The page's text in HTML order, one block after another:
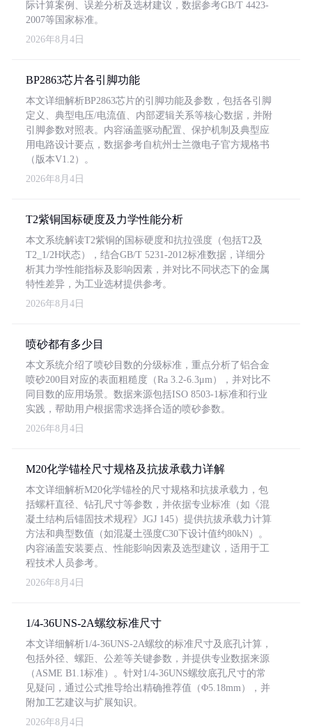
际计算案例、误差分析及选材建议，数据参考GB/T 4423-
2007等国家标准。
2026年8月4日
BP2863芯片各引脚功能
本文详细解析BP2863芯片的引脚功能及参数，包括各引脚
定义、典型电压/电流值、内部逻辑关系等核心数据，并附
引脚参数对照表。内容涵盖驱动配置、保护机制及典型应
用电路设计要点，数据参考自杭州士兰微电子官方规格书
（版本V1.2）。
2026年8月4日
T2紫铜国标硬度及力学性能分析
本文系统解读T2紫铜的国标硬度和抗拉强度（包括T2及
T2_1/2H状态），结合GB/T 5231-2012标准数据，详细分
析其力学性能指标及影响因素，并对比不同状态下的金属
特性差异，为工业选材提供参考。
2026年8月4日
喷砂都有多少目
本文系统介绍了喷砂目数的分级标准，重点分析了铝合金
喷砂200目对应的表面粗糙度（Ra 3.2-6.3μm），并对比不
同目数的应用场景。数据来源包括ISO 8503-1标准和行业
实践，帮助用户根据需求选择合适的喷砂参数。
2026年8月4日
M20化学锚栓尺寸规格及抗拔承载力详解
本文详细解析M20化学锚栓的尺寸规格和抗拔承载力，包
括螺杆直径、钻孔尺寸等参数，并依据专业标准（如《混
凝土结构后锚固技术规程》JGJ 145）提供抗拔承载力计算
方法和典型数值（如混凝土强度C30下设计值约80kN）。
内容涵盖安装要点、性能影响因素及选型建议，适用于工
程技术人员参考。
2026年8月4日
1/4-36UNS-2A螺纹标准尺寸
本文详细解析1/4-36UNS-2A螺纹的标准尺寸及底孔计算，
包括外径、螺距、公差等关键参数，并提供专业数据来源
（ASME B1.1标准）。针对1/4-36UNS螺纹底孔尺寸的常
见疑问，通过公式推导给出精确推荐值（Φ5.18mm），并
附加工艺建议与扩展知识。
2026年8月4日